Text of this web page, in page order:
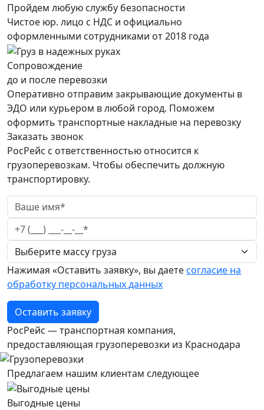
Пройдем любую службу безопасности
Чистое юр. лицо с НДС и официально
оформленными сотрудниками от 2018 года
Сопровождение
до и после перевозки
Оперативно отправим закрывающие документы в
ЭДО или курьером в любой город. Поможем
оформить транспортные накладные на перевозку
Заказать звонок
РосРейс с ответственностью относится к
грузоперевозкам. Чтобы обеспечить должную
транспортировку.
Нажимая «Оставить заявку», вы даетесогласие на
обработку персональных данных
Оставить заявку
РосРейс — транспортная компания,
предоставляющая грузоперевозки из Краснодара
Предлагаем нашим клиентам следующее
Выгодные цены